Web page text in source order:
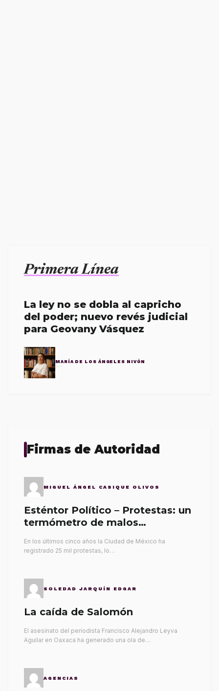
Primera Línea
La ley no se dobla al capricho
del poder; nuevo revés judicial
para Geovany Vásquez
MARÍA DE LOS ÁNGELES NIVÓN
Firmas de Autoridad
MIGUEL ÁNGEL CASIQUE OLIVOS
Esténtor Político – Protestas: un
termómetro de malos
En los últimos cinco años la Ciudad de México ha
registrado 25 mil protestas, lo…
SOLEDAD JARQUÍN EDGAR
La caída de Salomón
El asesinato del periodista Francisco Alejandro Leyva
Aguilar en Oaxaca ha generado una ola de…
AGENCIAS